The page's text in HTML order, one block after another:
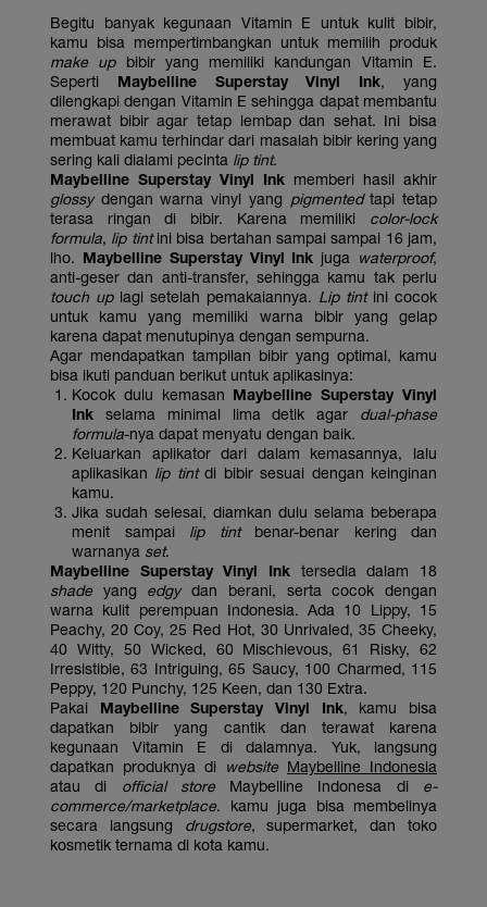
Begitu banyak kegunaan Vitamin E untuk kulit bibir,
kamu bisa mempertimbangkan untuk memilih produk
make upbibir yang memiliki kandungan Vitamin E.
Seperti Maybelline Superstay Vinyl Ink, yang
dilengkapi dengan Vitamin E sehingga dapat membantu
merawat bibir agar tetap lembap dan sehat. Ini bisa
membuat kamu terhindar dari masalah bibir kering yang
sering kali dialami pecinta lip tint.
Maybelline Superstay Vinyl Ink memberi hasil akhir
glossydengan warna vinyl yang pigmentedtapi tetap
terasa ringan di bibir. Karena memiliki color-lock
formula, lip tintini bisa bertahan sampai sampai 16 jam,
lho. Maybelline Superstay Vinyl Ink juga waterproof,
anti-geser dan anti-transfer, sehingga kamu tak perlu
touch uplagi setelah pemakaiannya. Lip tintini cocok
untuk kamu yang memiliki warna bibir yang gelap
karena dapat menutupinya dengan sempurna.
Agar mendapatkan tampilan bibir yang optimal, kamu
bisa ikuti panduan berikut untuk aplikasinya:
Kocok dulu kemasan Maybelline Superstay Vinyl
Ink selama minimal lima detik agar dual-phase
formula-nya dapat menyatu dengan baik.
Keluarkan aplikator dari dalam kemasannya, lalu
aplikasikan lip tintdi bibir sesuai dengan keinginan
kamu.
Jika sudah selesai, diamkan dulu selama beberapa
menit sampai lip tintbenar-benar kering dan
warnanya set.
Maybelline Superstay Vinyl Ink tersedia dalam 18
shade yang edgydan berani, serta cocok dengan
warna kulit perempuan Indonesia. Ada 10 Lippy, 15
Peachy, 20 Coy, 25 Red Hot, 30 Unrivaled, 35 Cheeky,
40 Witty, 50 Wicked, 60 Mischievous, 61 Risky, 62
Irresistible, 63 Intriguing, 65 Saucy, 100 Charmed, 115
Peppy, 120 Punchy, 125 Keen, dan 130 Extra.
Pakai Maybelline Superstay Vinyl Ink, kamu bisa
dapatkan bibir yang cantik dan terawat karena
kegunaan Vitamin E di dalamnya. Yuk, langsung
dapatkan produknya di
website Maybelline Indonesia
atau di official storeMaybelline Indonesa di e-
commerce/marketplace. kamu juga bisa membelinya
secara langsung drugstore, supermarket, dan toko
kosmetik ternama di kota kamu.